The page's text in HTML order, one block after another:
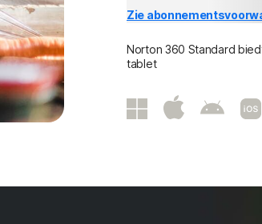
Zie
Norton 360 Standard
tablet